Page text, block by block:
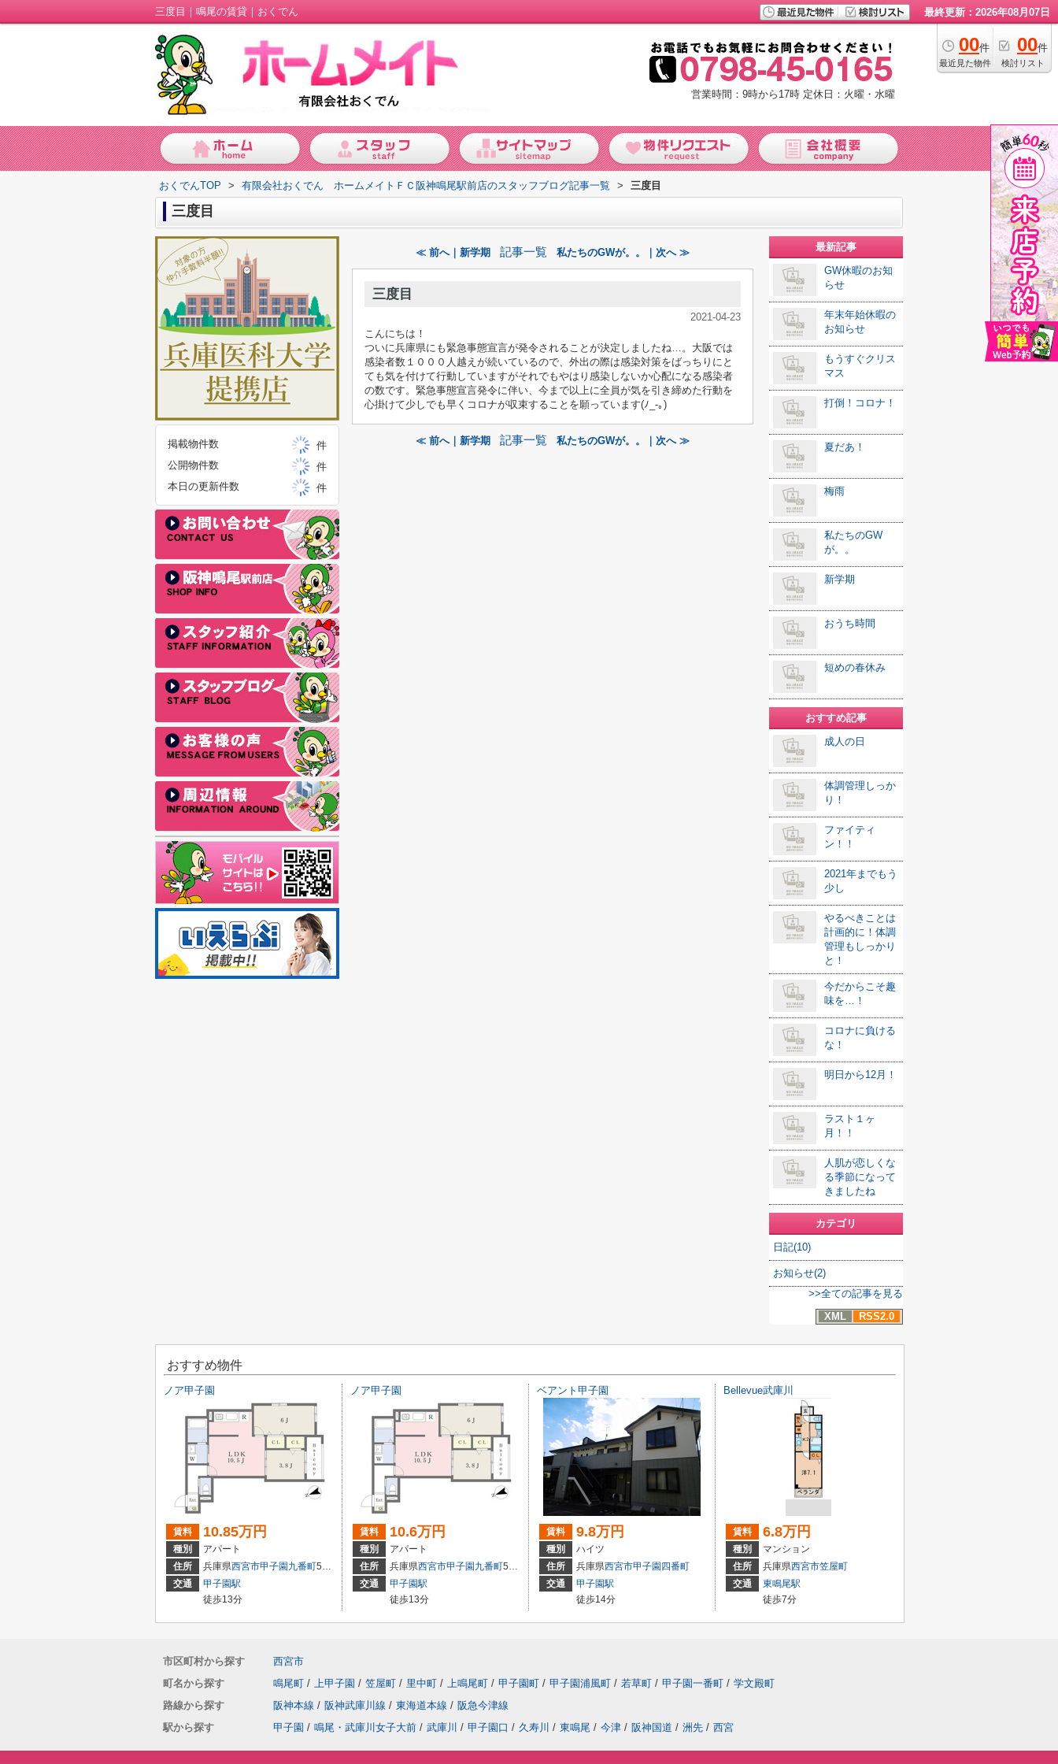
三度目｜鳴尾の賃貸｜おくでん 最終更新：2026年08月07日
00件
最近見た物件
00件
検討リスト
営業時間：9時から17時 定休日：火曜・水曜
おくでんTOP > 有限会社おくでん ホームメイトＦＣ阪神鳴尾駅前店のスタッフブログ記事一覧 > 三度目
三度目
≪ 前へ｜新学期 記事一覧 私たちのGWが。。｜次へ ≫
三度目
2021-04-23
こんにちは！
ついに兵庫県にも緊急事態宣言が発令されることが決定しましたね…。 大阪では
感染者数１０００人越えが続いているので、外出の際は感染対策をばっちりにと
ても気を付けて行動していますがそれでもやはり感染しないか心配になる感染者
の数です。緊急事態宣言発令に伴い、今まで以上に全員が気を引き締めた行動を
心掛けて少しでも早くコロナが収束することを願っています(ﾉ_-｡)
≪ 前へ｜新学期 記事一覧 私たちのGWが。。｜次へ ≫
最新記事
GW休暇のお知
らせ
年末年始休暇の
お知らせ
もうすぐクリス
マス
打倒！コロナ！
夏だあ！
梅雨
私たちのGW
が。。
新学期
おうち時間
短めの春休み
おすすめ記事
成人の日
体調管理しっか
り！
ファイティ
ン！！
2021年までもう
少し
やるべきことは
計画的に！体調
管理もしっかり
と！
今だからこそ趣
味を…！
コロナに負ける
な！
明日から12月！
ラスト１ヶ
月！！
人肌が恋しくな
る季節になって
きましたね
カテゴリ
日記(10)
お知らせ(2)
>>全ての記事を見る
XML
RSS2.0
掲載物件数
件
公開物件数
件
本日の更新件数
件
おすすめ物件
ノア甲子園
賃料 10.85万円
種別
アパート
住所
兵庫県西宮市甲子園九番町5-16
交通
甲子園駅
徒歩13分
ノア甲子園
賃料 10.6万円
種別
アパート
住所
兵庫県西宮市甲子園九番町5-16
交通
甲子園駅
徒歩13分
ベアント甲子園
賃料 9.8万円
種別
ハイツ
住所
兵庫県西宮市甲子園四番町
交通
甲子園駅
徒歩14分
Bellevue武庫川
賃料 6.8万円
種別
マンション
住所
兵庫県西宮市笠屋町
交通
東鳴尾駅
徒歩7分
市区町村から探す
西宮市
町名から探す
鳴尾町 / 上甲子園 / 笠屋町 / 里中町 / 上鳴尾町 / 甲子園町 / 甲子園浦風町 / 若草町 / 甲子園一番町 / 学文殿町
路線から探す
阪神本線 / 阪神武庫川線 / 東海道本線 / 阪急今津線
駅から探す
甲子園 / 鳴尾・武庫川女子大前 / 武庫川 / 甲子園口 / 久寿川 / 東鳴尾 / 今津 / 阪神国道 / 洲先 / 西宮